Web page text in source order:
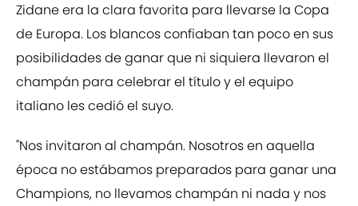
Zidane era la clara favorita para llevarse la Copa
de Europa. Los blancos confiaban tan poco en sus
posibilidades de ganar que ni siquiera llevaron el
champán para celebrar el título y el equipo
italiano les cedió el suyo.
"Nos invitaron al champán. Nosotros en aquella
época no estábamos preparados para ganar una
Champions, no llevamos champán ni nada y nos